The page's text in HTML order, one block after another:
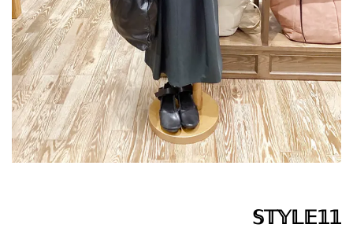
𝕊𝕋𝕐𝕃𝔼𝟙𝟙